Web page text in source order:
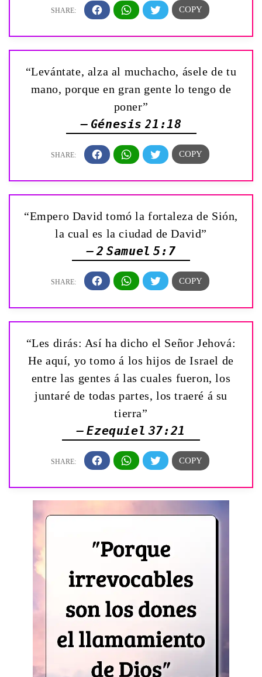
“Levántate, alza al muchacho, ásele de tu
mano, porque en gran gente lo tengo de
poner”
— Génesis 21:18
“Empero David tomó la fortaleza de Sión,
la cual es la ciudad de David”
— 2 Samuel 5:7
“Les dirás: Así ha dicho el Señor Jehová:
He aquí, yo tomo á los hijos de Israel de
entre las gentes á las cuales fueron, los
juntaré de todas partes, los traeré á su
tierra”
— Ezequiel 37:21